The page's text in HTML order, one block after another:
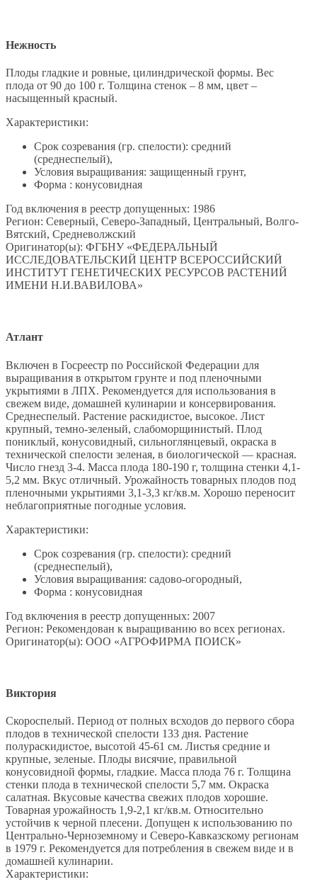
Нежность
Плоды гладкие и ровные, цилиндрической формы. Вес
плода от 90 до 100 г. Толщина стенок – 8 мм, цвет –
насыщенный красный.
Характеристики:
Срок созревания (гр. спелости): средний
(среднеспелый),
Условия выращивания: защищенный грунт,
Форма : конусовидная
Год включения в реестр допущенных: 1986
Регион: Северный, Северо-Западный, Центральный, Волго-
Вятский, Средневолжский
Оригинатор(ы): ФГБНУ «ФЕДЕРАЛЬНЫЙ
ИССЛЕДОВАТЕЛЬСКИЙ ЦЕНТР ВСЕРОССИЙСКИЙ
ИНСТИТУТ ГЕНЕТИЧЕСКИХ РЕСУРСОВ РАСТЕНИЙ
ИМЕНИ Н.И.ВАВИЛОВА»
Атлант
Включен в Госреестр по Российской Федерации для
выращивания в открытом грунте и под пленочными
укрытиями в ЛПХ. Рекомендуется для использования в
свежем виде, домашней кулинарии и консервирования.
Среднеспелый. Растение раскидистое, высокое. Лист
крупный, темно-зеленый, слабоморщинистый. Плод
пониклый, конусовидный, сильноглянцевый, окраска в
технической спелости зеленая, в биологической — красная.
Число гнезд 3-4. Масса плода 180-190 г, толщина стенки 4,1-
5,2 мм. Вкус отличный. Урожайность товарных плодов под
пленочными укрытиями 3,1-3,3 кг/кв.м. Хорошо переносит
неблагоприятные погодные условия.
Характеристики:
Срок созревания (гр. спелости): средний
(среднеспелый),
Условия выращивания: садово-огородный,
Форма : конусовидная
Год включения в реестр допущенных: 2007
Регион: Рекомендован к выращиванию во всех регионах.
Оригинатор(ы): ООО «АГРОФИРМА ПОИСК»
Виктория
Скороспелый. Период от полных всходов до первого сбора
плодов в технической спелости 133 дня. Растение
полураскидистое, высотой 45-61 см. Листья средние и
крупные, зеленые. Плоды висячие, правильной
конусовидной формы, гладкие. Масса плода 76 г. Толщина
стенки плода в технической спелости 5,7 мм. Окраска
салатная. Вкусовые качества свежих плодов хорошие.
Товарная урожайность 1,9-2,1 кг/кв.м. Относительно
устойчив к черной плесени. Допущен к использованию по
Центрально-Черноземному и Северо-Кавказскому регионам
в 1979 г. Рекомендуется для потребления в свежем виде и в
домашней кулинарии.
Характеристики: